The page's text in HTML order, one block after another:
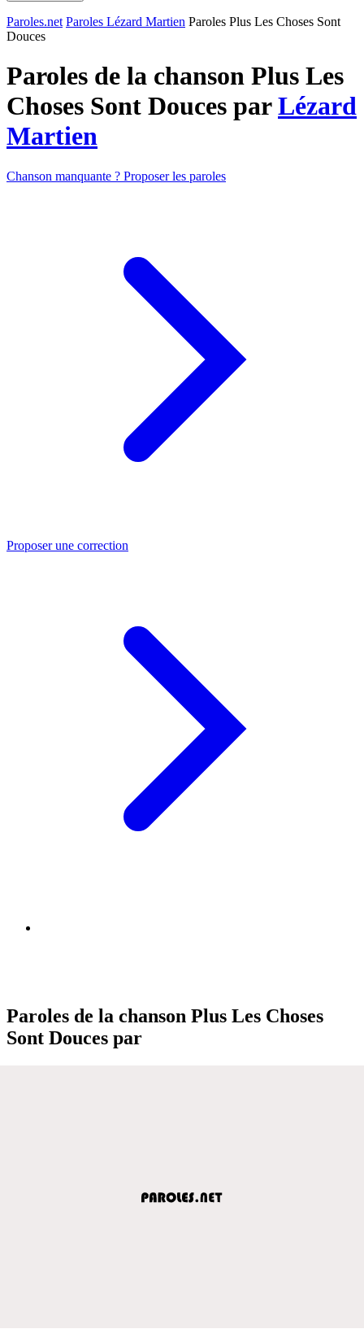
Paroles.net Paroles Lézard Martien Paroles Plus Les Choses Sont
Douces
Paroles de la chanson Plus Les
Choses Sont Douces parLézard
Martien
Chanson manquante ? Proposer les paroles
Proposer une correction
Paroles de la chanson Plus Les Choses
Sont Douces par